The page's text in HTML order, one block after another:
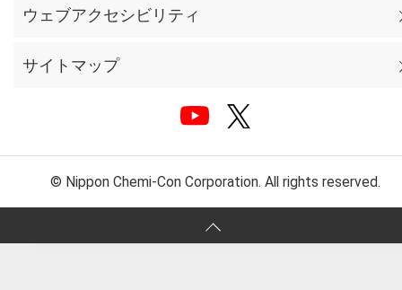
ウェブアクセシビリティ
サイトマップ
© Nippon Chemi-Con Corporation. All rights reserved.